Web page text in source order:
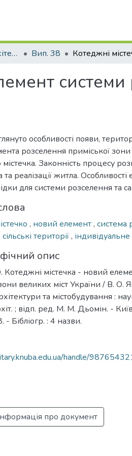
Сучасні проблеми архітектури та містобудування Вип. 38
особливості появи,
розселення приміської
Законність процесу
реалізації житла. Особливості
для системи розселення та
, новий елемент, система
сільські території,
опис
містечка - новий
великих міст України / В. О.
та містобудування :
; відп. ред. М. М. Дьомін. -
Бібліогр. : 4 назви.
handle/
про документ